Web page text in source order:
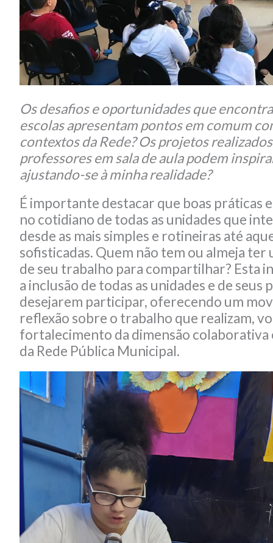
Os desafios e oportunidades que
escolas apresentam pontos em comum
contextos da Rede? Os projetos
professores em sala de aula podem
ajustando-se à minha realidade?
É importante destacar que boas práticas
no cotidiano de todas as unidades que
desde as mais simples e rotineiras até
sofisticadas. Quem não tem ou almeja ter
de seu trabalho para compartilhar? Esta
a inclusão de todas as unidades e de seus
desejarem participar, oferecendo um
reflexão sobre o trabalho que realizam,
fortalecimento da dimensão colaborativa
da Rede Pública Municipal.